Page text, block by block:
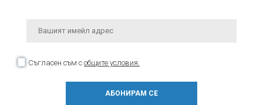
Съгласен съм с общите условия.